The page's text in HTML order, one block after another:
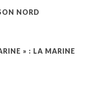
NORD
» : LA MARINE